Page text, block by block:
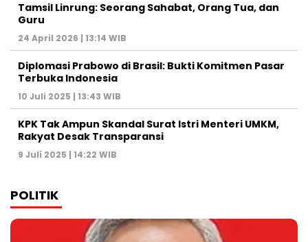
Tamsil Linrung: Seorang Sahabat, Orang Tua, dan
Guru
24 April 2026 | 13:14 WIB
Diplomasi Prabowo di Brasil: Bukti Komitmen Pasar
Terbuka Indonesia
10 Juli 2025 | 13:43 WIB
KPK Tak Ampun Skandal Surat Istri Menteri UMKM,
Rakyat Desak Transparansi
9 Juli 2025 | 14:22 WIB
POLITIK